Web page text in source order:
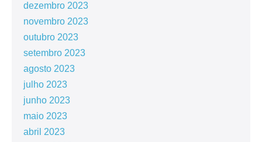
dezembro 2023
novembro 2023
outubro 2023
setembro 2023
agosto 2023
julho 2023
junho 2023
maio 2023
abril 2023